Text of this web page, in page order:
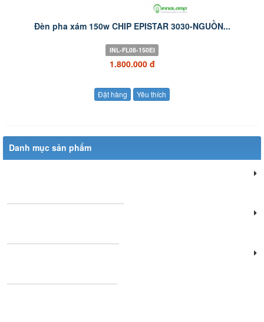
Đèn pha xám 150w CHIP EPISTAR 3030-NGUỒN...
INL-FL08-150EI
1.800.000 đ
Đặt hàng Yêu thích
Danh mục sản phẩm